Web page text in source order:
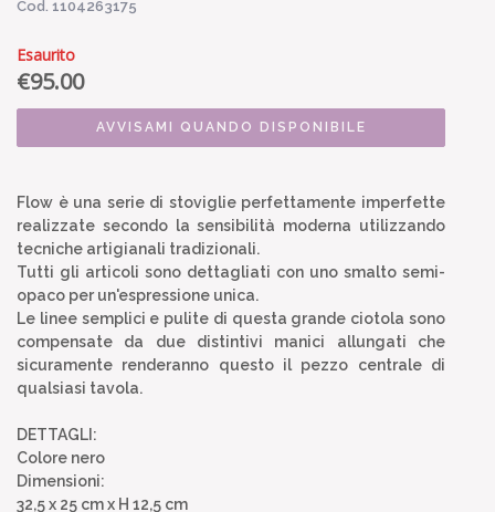
Cod. 1104263175
Esaurito
€95.00
AVVISAMI QUANDO DISPONIBILE
Flow è una serie di stoviglie perfettamente imperfette
realizzate secondo la sensibilità moderna utilizzando
tecniche artigianali tradizionali.
Tutti gli articoli sono dettagliati con uno smalto semi-
opaco per un'espressione unica.
Le linee semplici e pulite di questa grande ciotola sono
compensate da due distintivi manici allungati che
sicuramente renderanno questo il pezzo centrale di
qualsiasi tavola.
DETTAGLI:
Colore nero
Dimensioni:
32,5 x 25 cm x H 12,5 cm